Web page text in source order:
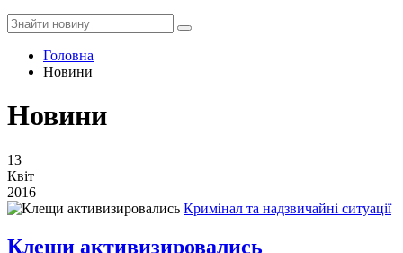
Головна
Новини
Новини
13
Квіт
2016
Кримінал та надзвичайні ситуації
Клещи активизировались